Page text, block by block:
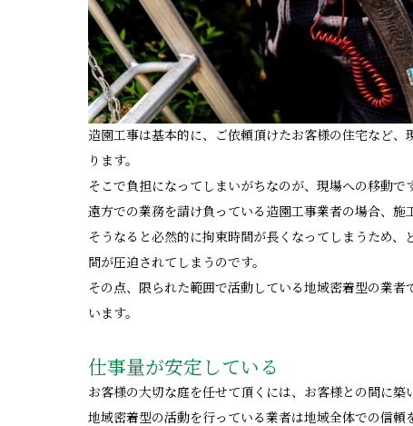
造園工事は基本的に、ご依頼頂けたお客様の住宅など
ります。
そこで負担になってしまいがちなのが、現場への移動で
遠方での業務を請け負っている造園工事業者の場合、施
そうなると必然的に拘束時間が長くなってしまうため
間が圧迫されてしまうのです。
その点、限られた範囲で活動している地域密着型の業
います。
仕事量が安定している
お客様の大切な庭を任せて頂くには、お客様との間に築
地域密着型の活動を行っている業者は地域全体での信